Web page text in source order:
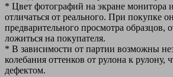
* Цвет фотографий на экране монитора
отличаться от реального. При покупке
предварительного просмотра образцов,
ложиться на покупателя.
* В зависимости от партии возможны
колебания оттенков от рулона к рулону,
дефектом.